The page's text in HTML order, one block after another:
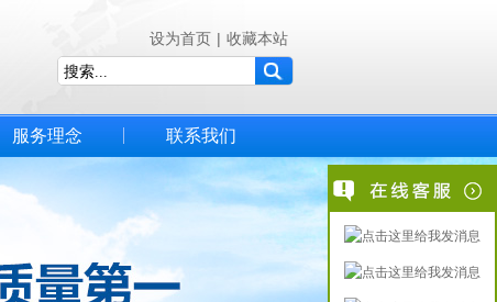
设为首页 | 收藏本站
服务理念 联系我们